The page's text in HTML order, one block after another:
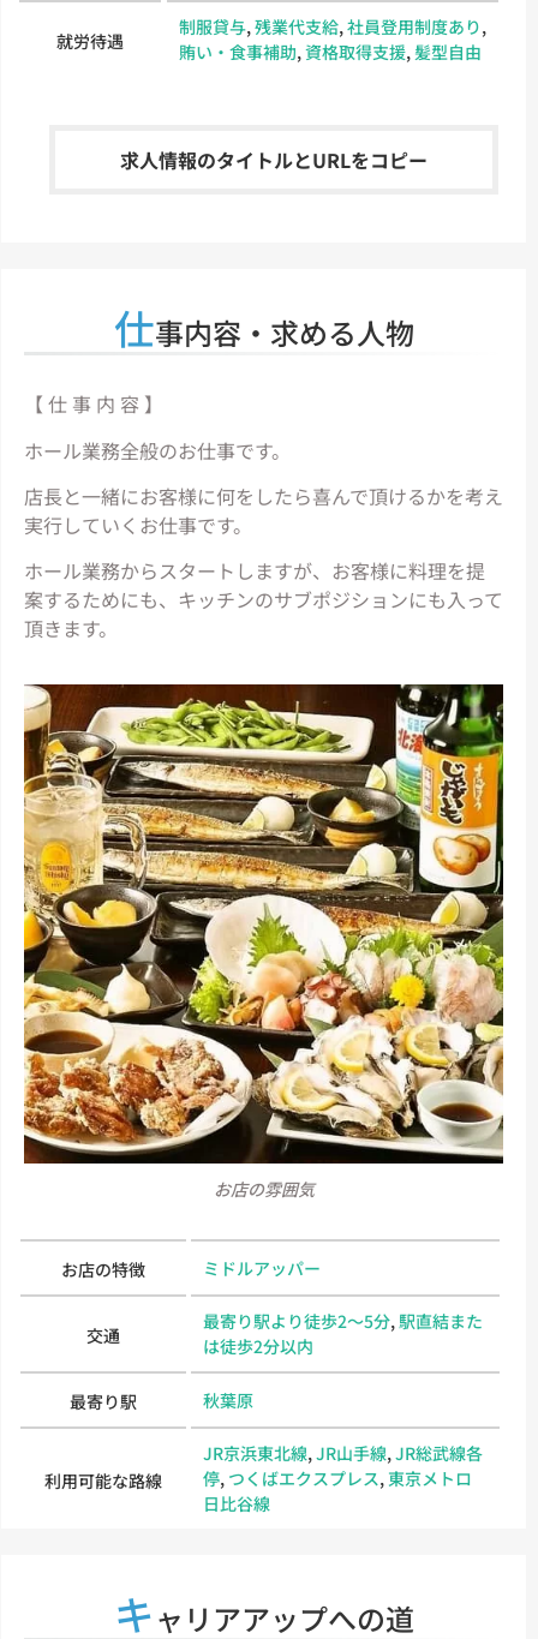
就労待遇
制服貸与,残業代支給,社員登用制度あり,
賄い・食事補助,資格取得支援, 髪型自由
求人情報のタイトルとURLをコピー
仕事内容・求める人物
【 仕 事 内 容 】
ホール業務全般のお仕事です。
店長と一緒にお客様に何をしたら喜んで頂けるかを考え
実行していくお仕事です。
ホール業務からスタートしますが、お客様に料理を提
案するためにも、キッチンのサブポジションにも入って
頂きます。
お店の雰囲気
お店の特徴 ミドルアッパー
交通
最寄り駅より徒歩2～5分,駅直結また
は徒歩2分以内
最寄り駅 秋葉原
利用可能な路線
JR京浜東北線,JR山手線,JR総武線各
停, つくばエクスプレス, 東京メトロ
日比谷線
キャリアアップへの道